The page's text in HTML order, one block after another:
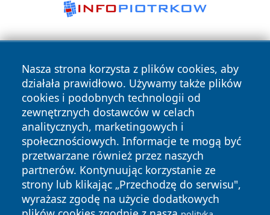
Nasza strona korzysta z plików cookies, aby
działała prawidłowo. Używamy także plików
cookies i podobnych technologii od
zewnętrznych dostawców w celach
analitycznych, marketingowych i
społecznościowych. Informacje te mogą być
przetwarzane również przez naszych
partnerów. Kontynuując korzystanie ze
strony lub klikając „Przechodzę do serwisu",
wyrażasz zgodę na użycie dodatkowych
Copyright © 2026 wejherowski24.pl Wszystkie prawa
zastrzeżone.
News Autorzy
Polityka
Prywatności
Polityka
Cookies